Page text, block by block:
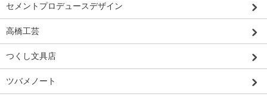
セメントプロデュースデザイン
高橋工芸
つくし文具店
ツバメノート